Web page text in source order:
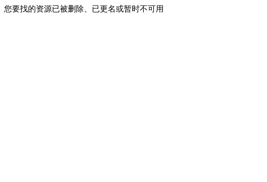
您要找的资源已被删除、已更名或暂时不可用